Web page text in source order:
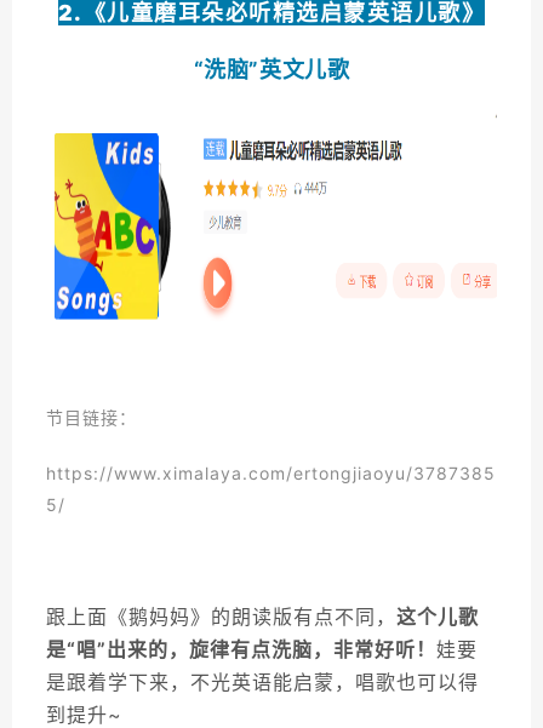
2.《儿童磨耳朵必听精选启蒙英语儿歌》
“洗脑”英文儿歌
节目链接：
https://www.ximalaya.com/ertongjiaoyu/3787385
5/
跟上面《鹅妈妈》的朗读版有点不同， 这个儿歌
是“唱”出来的，旋律有点洗脑，非常好听！ 娃要
是跟着学下来，不光英语能启蒙，唱歌也可以得
到提升~